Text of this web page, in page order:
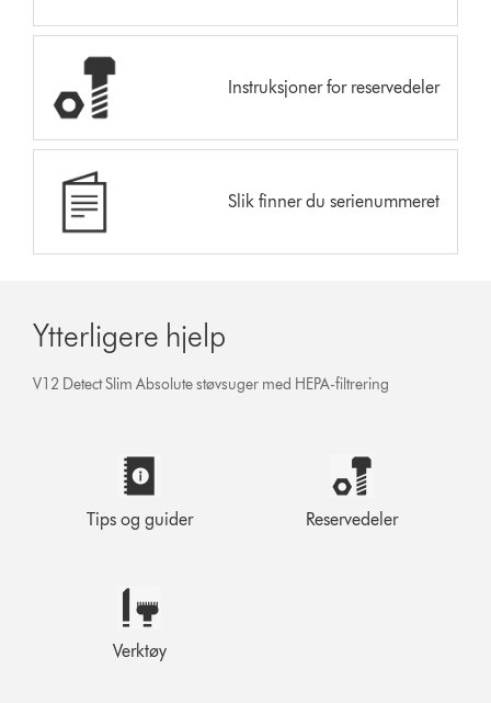
Instruksjoner for reservedeler
Slik finner du serienummeret
Ytterligere hjelp
V12 Detect Slim Absolute støvsuger med HEPA-filtrering
Tips og guider Reservedeler
Verktøy